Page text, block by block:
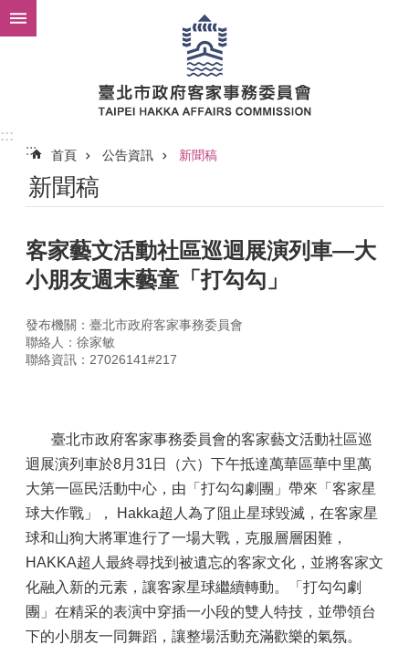
跳到主要內容區塊
:::
:::
首頁 公告資訊 新聞稿
新聞稿
客家藝文活動社區巡迴展演列車—大
小朋友週末藝童「打勾勾」
發布機關：臺北市政府客家事務委員會
聯絡人：徐家敏
聯絡資訊：27026141#217
臺北市政府客家事務委員會的客家藝文活動社區巡
迴展演列車於8月31日（六）下午抵達萬華區華中里萬
大第一區民活動中心，由「打勾勾劇團」帶來「客家星
球大作戰」， Hakka超人為了阻止星球毀滅，在客家星
球和山狗大將軍進行了一場大戰，克服層層困難，
HAKKA超人最終尋找到被遺忘的客家文化，並將客家文
化融入新的元素，讓客家星球繼續轉動。「打勾勾劇
團」在精采的表演中穿插一小段的雙人特技，並帶領台
下的小朋友一同舞蹈，讓整場活動充滿歡樂的氣氛。